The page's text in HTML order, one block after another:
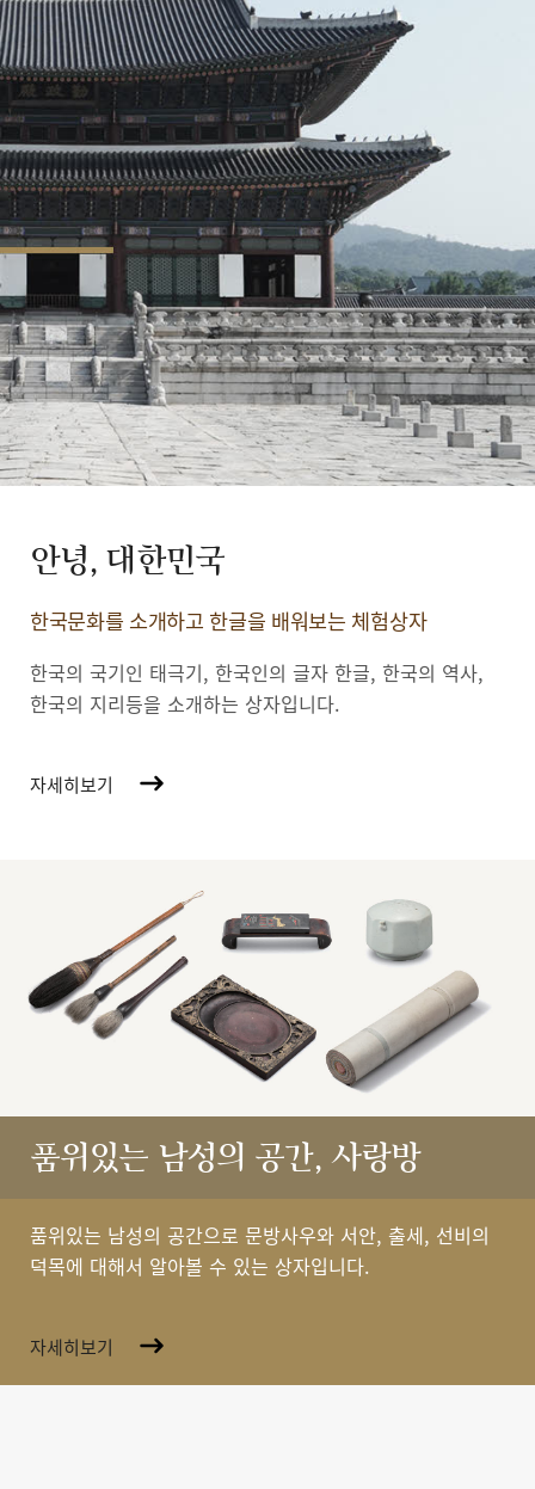
안녕, 대한민국
한국문화를 소개하고 한글을 배워보는 체험상자
한국의 국기인 태극기, 한국인의 글자 한글, 한국의 역사,
한국의 지리등을 소개하는 상자입니다.
자세히보기
품위있는 남성의 공간, 사랑방
품위있는 남성의 공간으로 문방사우와 서안, 출세, 선비의
덕목에 대해서 알아볼 수 있는 상자입니다.
자세히보기